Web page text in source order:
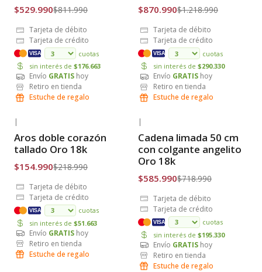
$529.990$811.990
Tarjeta de débito
Tarjeta de crédito
VISA
cuotas
sin interés de $176.663
Envío GRATIS hoy
Retiro en tienda
Estuche de regalo
$870.990$1.218.990
Tarjeta de débito
Tarjeta de crédito
VISA
cuotas
sin interés de $290.330
Envío GRATIS hoy
Retiro en tienda
Estuche de regalo
Envío Gratis
|
Aros doble corazón
tallado Oro 18k
$154.990$218.990
Tarjeta de débito
Tarjeta de crédito
VISA
cuotas
sin interés de $51.663
Envío GRATIS hoy
Retiro en tienda
Estuche de regalo
Envío Gratis
|
Cadena limada 50 cm
con colgante angelito
Oro 18k
$585.990$718.990
Tarjeta de débito
Tarjeta de crédito
VISA
cuotas
sin interés de $195.330
Envío GRATIS hoy
Retiro en tienda
Estuche de regalo